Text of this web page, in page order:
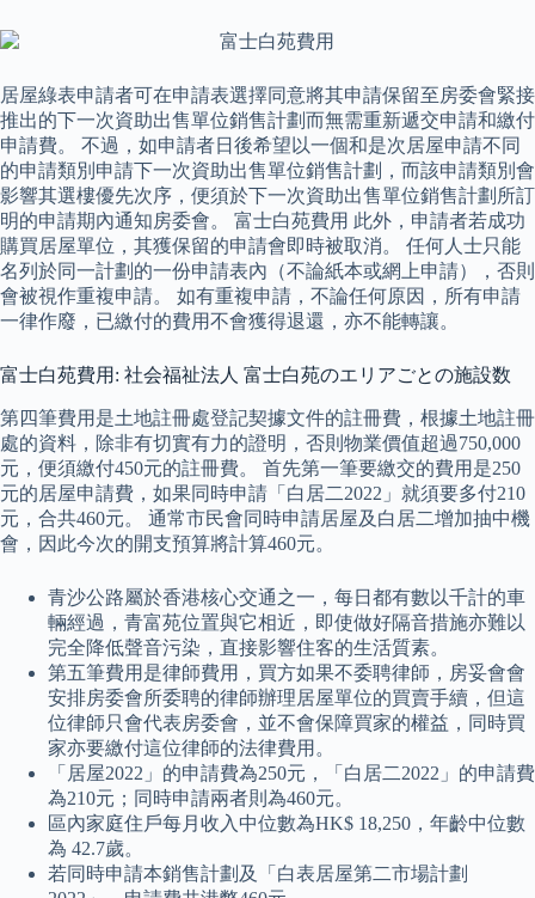
居屋綠表申請者可在申請表選擇同意將其申請保留至房委會緊接
推出的下一次資助出售單位銷售計劃而無需重新遞交申請和繳付
申請費。 不過，如申請者日後希望以一個和是次居屋申請不同
的申請類別申請下一次資助出售單位銷售計劃，而該申請類別會
影響其選樓優先次序，便須於下一次資助出售單位銷售計劃所訂
明的申請期內通知房委會。 富士白苑費用 此外，申請者若成功
購買居屋單位，其獲保留的申請會即時被取消。 任何人士只能
名列於同一計劃的一份申請表內（不論紙本或網上申請），否則
會被視作重複申請。 如有重複申請，不論任何原因，所有申請
一律作廢，已繳付的費用不會獲得退還，亦不能轉讓。
富士白苑費用: 社会福祉法人 富士白苑のエリアごとの施設数
第四筆費用是土地註冊處登記契據文件的註冊費，根據土地註冊
處的資料，除非有切實有力的證明，否則物業價值超過750,000
元，便須繳付450元的註冊費。 首先第一筆要繳交的費用是250
元的居屋申請費，如果同時申請「白居二2022」就須要多付210
元，合共460元。 通常市民會同時申請居屋及白居二增加抽中機
會，因此今次的開支預算將計算460元。
青沙公路屬於香港核心交通之一，每日都有數以千計的車
輛經過，青富苑位置與它相近，即使做好隔音措施亦難以
完全降低聲音污染，直接影響住客的生活質素。
第五筆費用是律師費用，買方如果不委聘律師，房妥會會
安排房委會所委聘的律師辦理居屋單位的買賣手續，但這
位律師只會代表房委會，並不會保障買家的權益，同時買
家亦要繳付這位律師的法律費用。
「居屋2022」的申請費為250元，「白居二2022」的申請費
為210元；同時申請兩者則為460元。
區內家庭住戶每月收入中位數為HK$ 18,250，年齡中位數
為 42.7歲。
若同時申請本銷售計劃及「白表居屋第二市場計劃